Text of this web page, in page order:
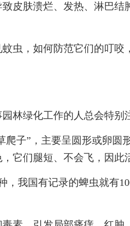
皮肤溃烂、发热、淋巴结
，如何防范它们的叮咬
绿化工作的人总会特别
子”，主要呈圆形或卵圆
它们腿短、不会飞，因此
我国有记录的蜱虫就有